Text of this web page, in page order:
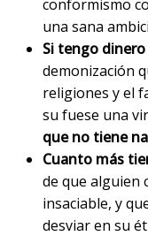
conformismo
una sana
Si tengo
demonización
religiones y el
su fuese una
que no tiene
Cuanto más
de que alguien
insaciable, y
desviar en su